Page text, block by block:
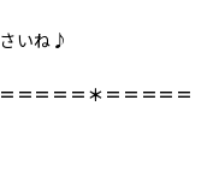
いね♪
＝＝＝＝＊＝＝＝＝＝